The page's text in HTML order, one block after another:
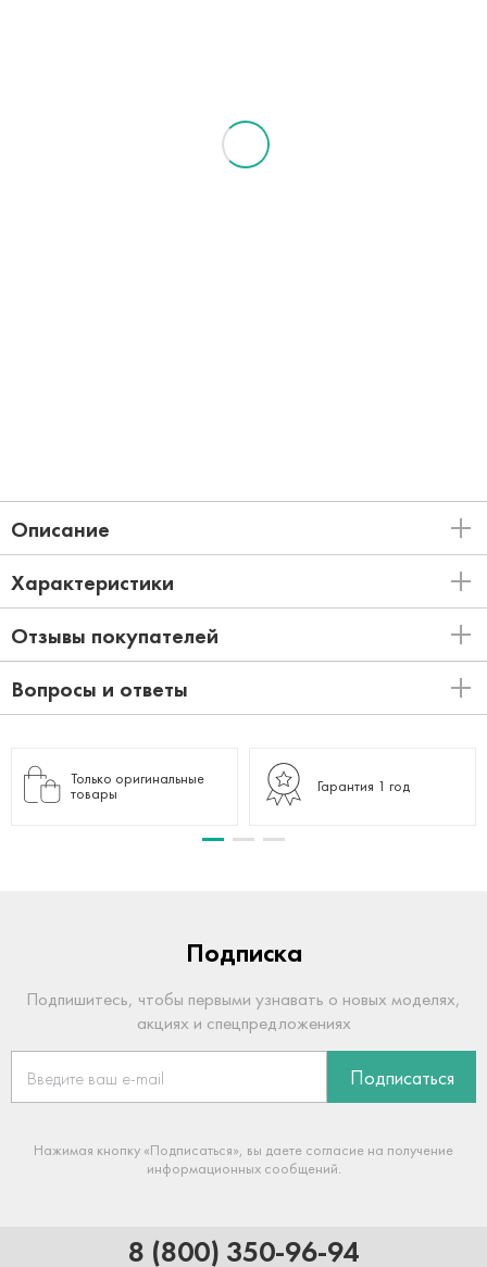
Описание
Характеристики
Отзывы покупателей
Вопросы и ответы
Только оригинальные
товары
Гарантия 1 год
Подписка
Подпишитесь, чтобы первыми узнавать о новых моделях,
акциях и спецпредложениях
Подписаться
Нажимая кнопку «Подписаться», вы даете согласие на получение
информационных сообщений.
8 (800) 350-96-94